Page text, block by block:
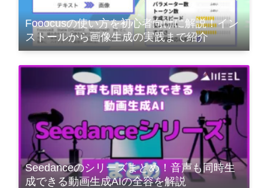
Fooocusの使い方を初心者向けに解説！イン
ストールから画像生成の実践まで紹介
Seedanceのシリーズまとめ！音声も同時生
成できる動画生成AIの全容を解説